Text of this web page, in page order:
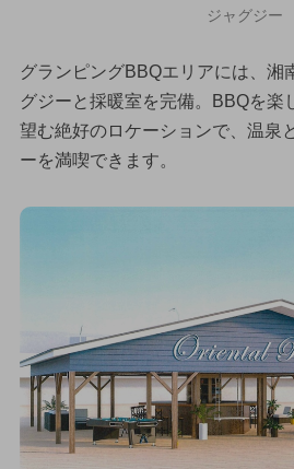
ジャグジー
グランピングBBQエリアには、湘
グジーと採暖室を完備。BBQを楽
望む絶好のロケーションで、温泉
ーを満喫できます。